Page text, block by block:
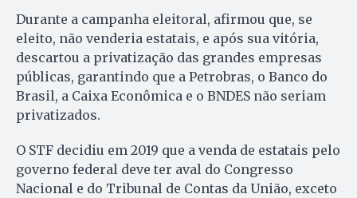
Durante a campanha eleitoral, afirmou que, se
eleito, não venderia estatais, e após sua vitória,
descartou a privatização das grandes empresas
públicas, garantindo que a Petrobras, o Banco do
Brasil, a Caixa Econômica e o BNDES não seriam
privatizados.
O STF decidiu em 2019 que a venda de estatais pelo
governo federal deve ter aval do Congresso
Nacional e do Tribunal de Contas da União, exceto